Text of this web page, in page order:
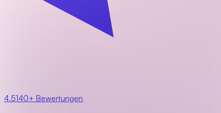
4.5140+ Bewertungen